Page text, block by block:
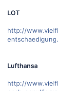
LOT
http://
Lufthansa
http://